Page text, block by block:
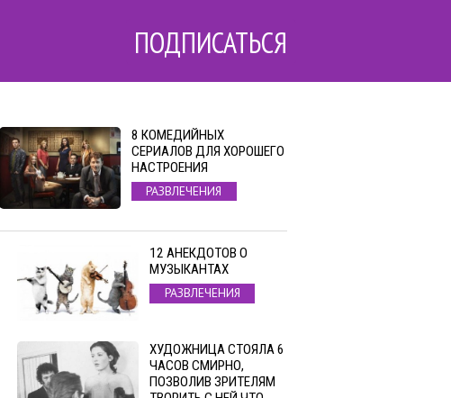
ПОДПИСАТЬСЯ
8 КОМЕДИЙНЫХ
СЕРИАЛОВ ДЛЯ ХОРОШЕГО
НАСТРОЕНИЯ
РАЗВЛЕЧЕНИЯ
12 АНЕКДОТОВ О
МУЗЫКАНТАХ
РАЗВЛЕЧЕНИЯ
ХУДОЖНИЦА СТОЯЛА 6
ЧАСОВ СМИРНО,
ПОЗВОЛИВ ЗРИТЕЛЯМ